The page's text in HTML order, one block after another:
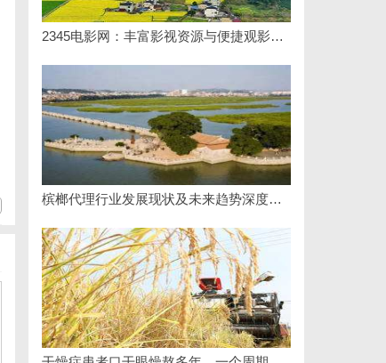
2345电影网：丰富影视资源与便捷观影体验的最佳选择
槟榔代理行业发展现状及未来趋势深度解析